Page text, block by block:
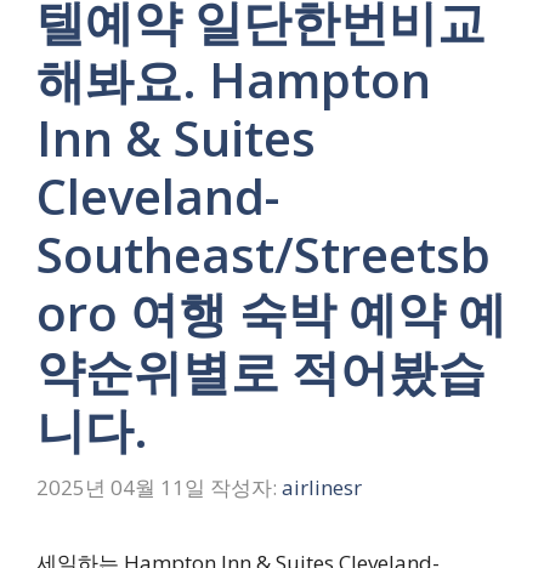
텔예약 일단한번비교
해봐요. Hampton
Inn & Suites
Cleveland-
Southeast/Streetsb
oro 여행 숙박 예약 예
약순위별로 적어봤습
니다.
2025년 04월 11일 작성자: airlinesr
세일하는 Hampton Inn & Suites Cleveland-